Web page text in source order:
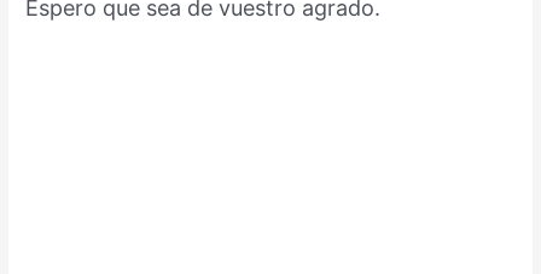
Espero que sea de vuestro agrado.